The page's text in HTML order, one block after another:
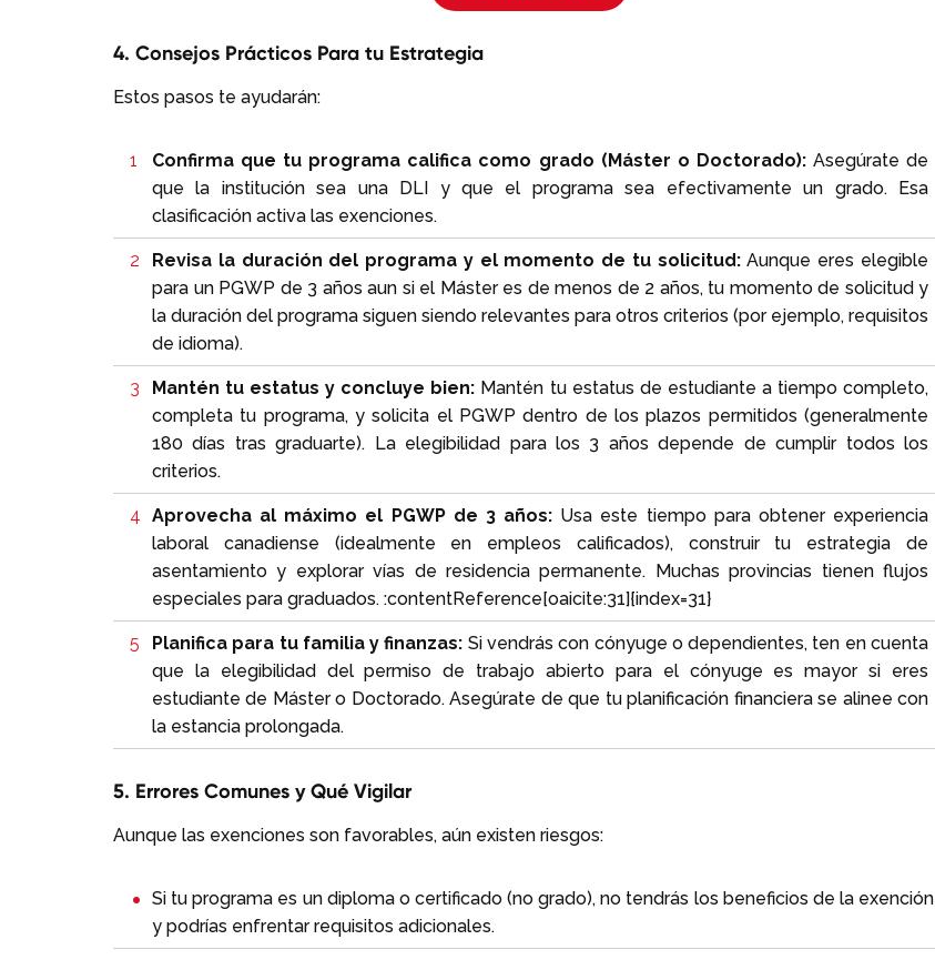
4. Consejos Prácticos Para tu Estrategia
Estos pasos te ayudarán:
Confirma que tu programa califica como grado (Máster o Doctorado):Asegúrate de
que la institución sea una DLI y que el programa sea efectivamente un grado. Esa
clasificación activa las exenciones.
Revisa la duración del programa y el momento de tu solicitud:Aunque eres elegible
para un PGWP de 3 años aun si el Máster es de menos de 2 años, tu momento de solicitud y
la duración del programa siguen siendo relevantes para otros criterios (por ejemplo, requisitos
de idioma).
Mantén tu estatus y concluye bien: Mantén tu estatus de estudiante a tiempo completo,
completa tu programa, y solicita el PGWP dentro de los plazos permitidos (generalmente
180 días tras graduarte). La elegibilidad para los 3 años depende de cumplir todos los
criterios.
Aprovecha al máximo el PGWP de 3 años: Usa este tiempo para obtener experiencia
laboral canadiense (idealmente en empleos calificados), construir tu estrategia de
asentamiento y explorar vías de residencia permanente. Muchas provincias tienen flujos
especiales para graduados. :contentReference[oaicite:31]{index=31}
Planifica para tu familia y finanzas: Si vendrás con cónyuge o dependientes, ten en cuenta
que la elegibilidad del permiso de trabajo abierto para el cónyuge es mayor si eres
estudiante de Máster o Doctorado. Asegúrate de que tu planificación financiera se alinee con
la estancia prolongada.
5. Errores Comunes y Qué Vigilar
Aunque las exenciones son favorables, aún existen riesgos:
Si tu programa es un diploma o certificado (no grado), no tendrás los beneficios de la exención
y podrías enfrentar requisitos adicionales.